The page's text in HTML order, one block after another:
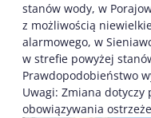
stanów wody, w
z możliwością
alarmowego, w
w strefie powyżej
Prawdopodobieństwo
Uwagi: Zmiana dotyczy
obowiązywania